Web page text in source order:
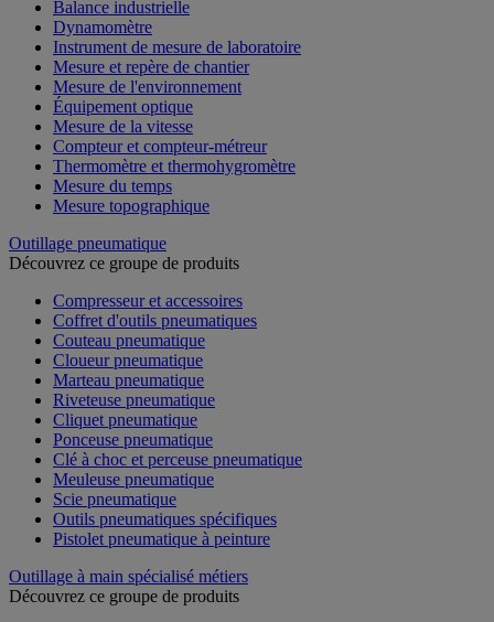
Balance industrielle
Dynamomètre
Instrument de mesure de laboratoire
Mesure et repère de chantier
Mesure de l'environnement
Équipement optique
Mesure de la vitesse
Compteur et compteur-métreur
Thermomètre et thermohygromètre
Mesure du temps
Mesure topographique
Outillage pneumatique
Découvrez ce groupe de produits
Compresseur et accessoires
Coffret d'outils pneumatiques
Couteau pneumatique
Cloueur pneumatique
Marteau pneumatique
Riveteuse pneumatique
Cliquet pneumatique
Ponceuse pneumatique
Clé à choc et perceuse pneumatique
Meuleuse pneumatique
Scie pneumatique
Outils pneumatiques spécifiques
Pistolet pneumatique à peinture
Outillage à main spécialisé métiers
Découvrez ce groupe de produits